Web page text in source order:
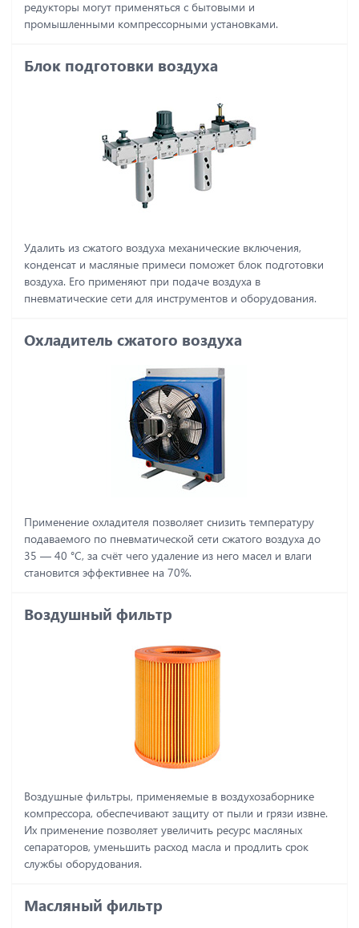
редукторы могут применяться с бытовыми и
промышленными компрессорными установками.
Блок подготовки воздуха
Удалить из сжатого воздуха механические включения,
конденсат и масляные примеси поможет блок подготовки
воздуха. Его применяют при подаче воздуха в
пневматические сети для инструментов и оборудования.
Охладитель сжатого воздуха
Применение охладителя позволяет снизить температуру
подаваемого по пневматической сети сжатого воздуха до
35 ― 40 °C, за счёт чего удаление из него масел и влаги
становится эффективнее на 70%.
Воздушный фильтр
Воздушные фильтры, применяемые в воздухозаборнике
компрессора, обеспечивают защиту от пыли и грязи извне.
Их применение позволяет увеличить ресурс масляных
сепараторов, уменьшить расход масла и продлить срок
службы оборудования.
Масляный фильтр